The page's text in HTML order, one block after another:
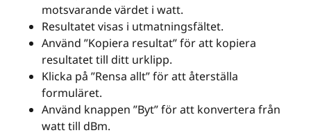
motsvarande värdet i watt.
Resultatet visas i utmatningsfältet.
Använd ”Kopiera resultat” för att kopiera
resultatet till ditt urklipp.
Klicka på ”Rensa allt” för att återställa
formuläret.
Använd knappen ”Byt” för att konvertera från
watt till dBm.